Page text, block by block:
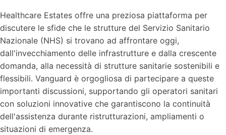
Healthcare Estates offre una preziosa piattaforma per
discutere le sfide che le strutture del Servizio Sanitario
Nazionale (NHS) si trovano ad affrontare oggi,
dall'invecchiamento delle infrastrutture e dalla crescente
domanda, alla necessità di strutture sanitarie sostenibili e
flessibili. Vanguard è orgogliosa di partecipare a queste
importanti discussioni, supportando gli operatori sanitari
con soluzioni innovative che garantiscono la continuità
dell'assistenza durante ristrutturazioni, ampliamenti o
situazioni di emergenza.